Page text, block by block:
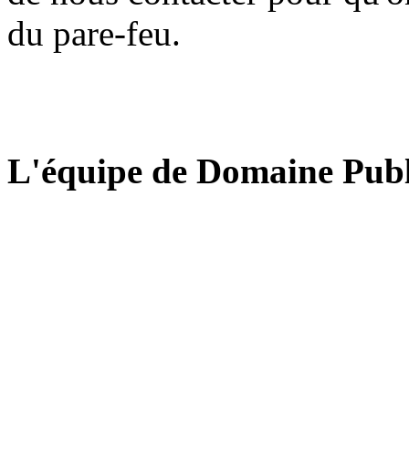
du pare-feu.
L'équipe de Domaine